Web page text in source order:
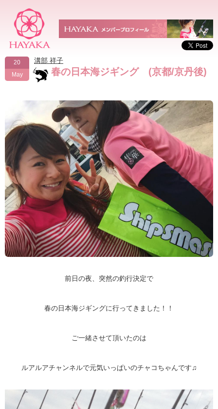
20
May
溝部 祥子
春の日本海ジギング (京都/京丹後)
前日の夜、突然の釣行決定で
春の日本海ジギングに行ってきました！！
ご一緒させて頂いたのは
ルアルアチャンネルで元気いっぱいのチャコちゃんです♫